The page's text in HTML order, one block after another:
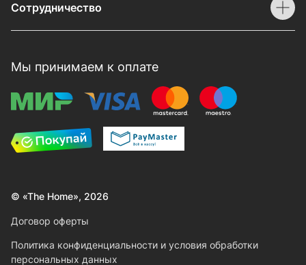
Сотрудничество
Мы принимаем к оплате
© «The Home», 2026
Договор оферты
Политика конфиденциальности и условия обработки
персональных данных